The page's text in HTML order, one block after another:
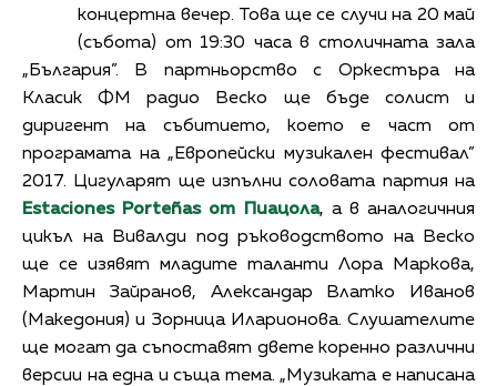
концертна вечер. Това ще се случи на 20 май
(събота) от 19:30 часа в столичната зала
„България”. В партньорство с Оркестъра на
Класик ФМ радио Веско ще бъде солист и
диригент на събитието, което е част от
програмата на „Европейски музикален фестивал”
2017. Цигуларят ще изпълни соловата партия на
Estaciones Porteñas от Пиацола, а в аналогичния
цикъл на Вивалди под ръководството на Веско
ще се изявят младите таланти Лора Маркова,
Мартин Зайранов, Александар Влатко Иванов
(Македония) и Зорница Иларионова. Слушателите
ще могат да съпоставят двете коренно различни
версии на една и съща тема. „Музиката е написана